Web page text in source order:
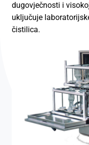
dugovječnosti i
uključuje
čistilica.